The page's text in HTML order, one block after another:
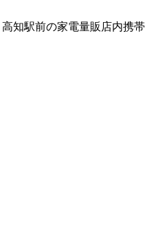
知駅前の家電量販店内携帯